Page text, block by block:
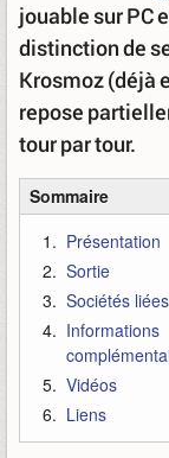
jouable sur PC
distinction de
Krosmoz (déjà
repose
tour par tour.
Sommaire
Présentation
Sortie
Sociétés liées
Informations
Vidéos
Liens